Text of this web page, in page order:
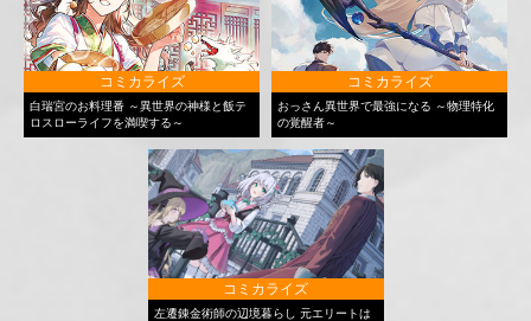
コミカライズ
白瑞宮のお料理番 ～異世界の神様と飯テ
ロスローライフを満喫する～
コミカライズ
おっさん異世界で最強になる ～物理特化
の覚醒者～
コミカライズ
左遷錬金術師の辺境暮らし 元エリートは